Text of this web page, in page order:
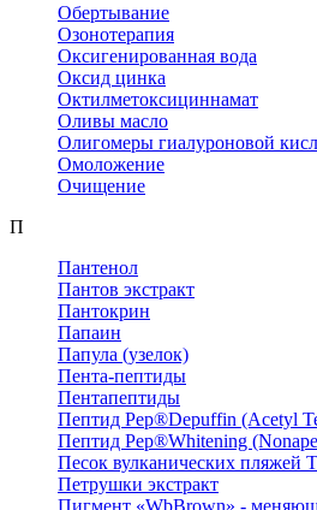
Обертывание
Озонотерапия
Оксигенированная вода
Оксид цинка
Октилметоксициннамат
Оливы масло
Олигомеры гиалуроновой
Омоложение
Очищение
П
Пантенол
Пантов экстракт
Пантокрин
Папаин
Папула (узелок)
Пента-пептиды
Пентапептиды
Пептид Pep®Depuffin (Acetyl
Пептид Pep®Whitening
Песок вулканических пляжей
Петрушки экстракт
Пигмент «WbBrown» -